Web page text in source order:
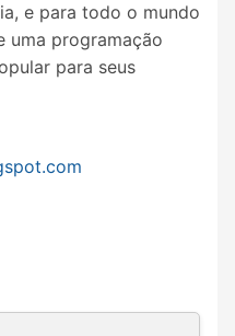
e para todo o mundo
uma programação
para seus